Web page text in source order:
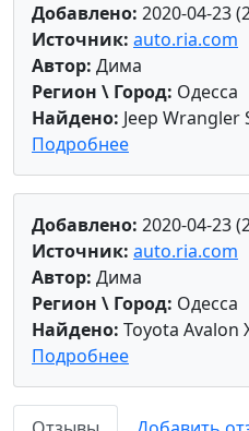
Добавлено: 2020-04-23
Источник: auto.ria.com
Автор: Дима
Регион \ Город: Одесса
Найдено: Jeep Wrangler
Подробнее
Добавлено: 2020-04-23
Источник: auto.ria.com
Автор: Дима
Регион \ Город: Одесса
Найдено: Toyota Avalon
Подробнее